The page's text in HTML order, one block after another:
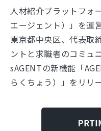
人材紹介プラットフォ
エージェント）」を運
東京都中央区、代表取
ントと求職者のコミュ
sAGENTの新機能「
らくちょう）」をリリ